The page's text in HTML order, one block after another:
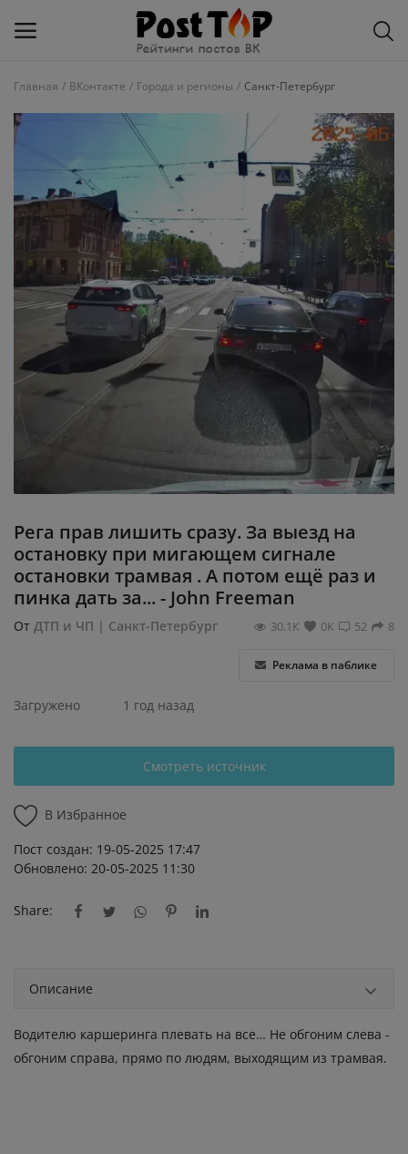
ВКонтакте
Избранное
Контакты
О рейтинге
Статьи, обзоры
Войти
Регистрация
Главная ВКонтакте Города и регионы Санкт-Петербург
Рега прав лишить сразу. За выезд на
остановку при мигающем сигнале
остановки трамвая . А потом ещё раз и
пинка дать за... - John Freeman
От ДТП и ЧП | Санкт-Петербург 8
52
0К
30.1К
Реклама в паблике
Загружено 1 год назад
Смотреть источник
В Избранное
Пост создан: 19-05-2025 17:47
Обновлено: 20-05-2025 11:30
Share:
Описание
Водителю каршеринга плевать на все… Не обгоним слева -
обгоним справа, прямо по людям, выходящим из трамвая.